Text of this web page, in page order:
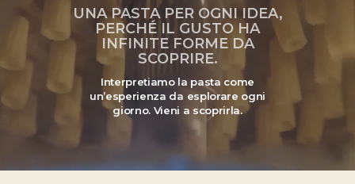
UNA PASTA PER OGNI IDEA,
PERCHÉ IL GUSTO HA
INFINITE FORME DA
SCOPRIRE.
Interpretiamo la pasta come
un’esperienza da esplorare ogni
giorno. Vieni a scoprirla.